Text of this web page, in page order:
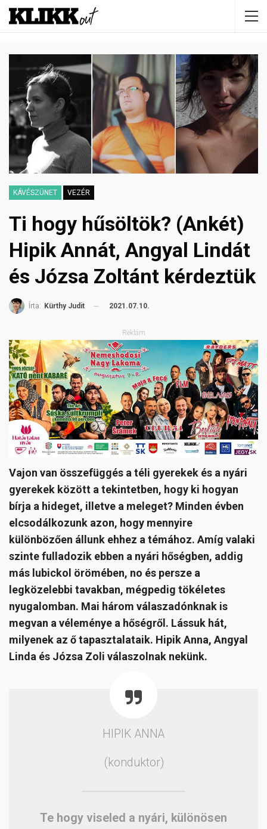
KÁVÉSZÜNET VEZÉR
Ti hogy hűsöltök? (Ankét)
Hipik Annát, Angyal Lindát
és Józsa Zoltánt kérdeztük
Írta: Kürthy Judit 2021.07.10.
Reklám
Vajon van összefüggés a téli gyerekek és a nyári
gyerekek között a tekintetben, hogy ki hogyan
bírja a hideget, illetve a meleget? Minden évben
elcsodálkozunk azon, hogy mennyire
különbözően állunk ehhez a témához. Amíg valaki
szinte fulladozik ebben a nyári hőségben, addig
más lubickol örömében, no és persze a
legközelebbi tavakban, mégpedig tökéletes
nyugalomban. Mai három válaszadónknak is
megvan a véleménye a hőségről. Lássuk hát,
milyenek az ő tapasztalataik. Hipik Anna, Angyal
Linda és Józsa Zoli válaszolnak nekünk.
HIPIK ANNA
(konduktor)
Te hogy viseled a nyári, különösen